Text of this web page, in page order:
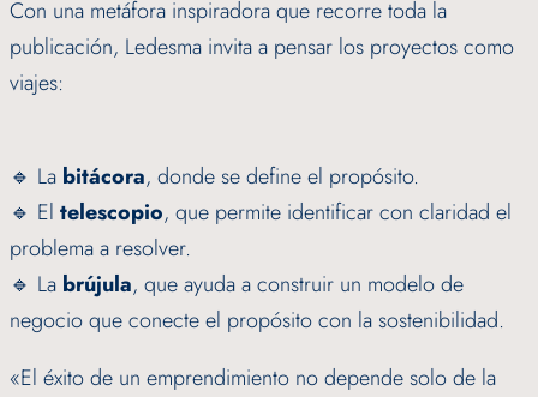
Con una metáfora inspiradora que recorre toda la
publicación, Ledesma invita a pensar los proyectos como
viajes:
🔹 La bitácora, donde se define el propósito.
🔹 El telescopio, que permite identificar con claridad el
problema a resolver.
🔹 La brújula, que ayuda a construir un modelo de
negocio que conecte el propósito con la sostenibilidad.
«El éxito de un emprendimiento no depende solo de la